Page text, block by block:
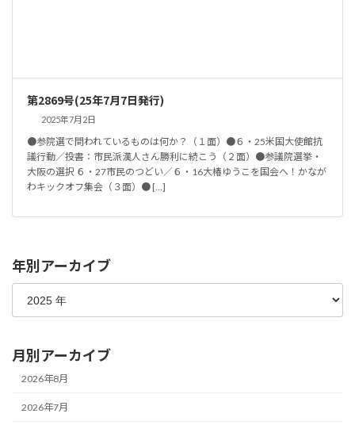
第2869号(25年7月7日発行)
2025年7月2日
●参院選で問われているものは何か？（１面）●６・25米国大使館抗
議行動／投書：市民派漢人さん勝利に続こう（２面）●参議院選挙・
大阪の選択 ６・27市民のつどい／６・16大椿ゆうこを国会へ！かなが
わキックオフ集会（３面）● […]
年別アーカイブ
月別アーカイブ
2026年8月
2026年7月